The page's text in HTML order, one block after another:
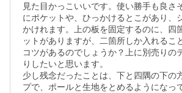
見た目かっこいいです。使い勝手も良さ
にポケットや、ひっかけるとこがあり、
かけれます。上の板を固定するのに、四
ットがありますが、二箇所しか入れるこ
コツがあるのでしょうか？上に別売りの
りしたいと思います。
少し残念だったことは、下と四隅の下の
プで、ポールと生地をとめるようになっ